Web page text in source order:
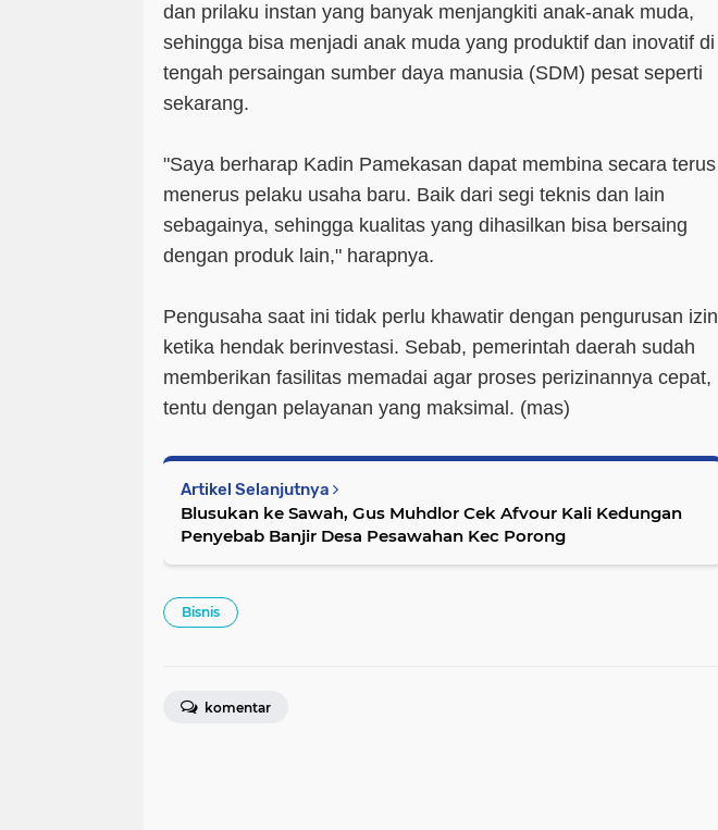
dan prilaku instan yang banyak menjangkiti anak-anak muda,
sehingga bisa menjadi anak muda yang produktif dan inovatif di
tengah persaingan sumber daya manusia (SDM) pesat seperti
sekarang.
"Saya berharap Kadin Pamekasan dapat membina secara terus
menerus pelaku usaha baru. Baik dari segi teknis dan lain
sebagainya, sehingga kualitas yang dihasilkan bisa bersaing
dengan produk lain," harapnya.
Pengusaha saat ini tidak perlu khawatir dengan pengurusan izin
ketika hendak berinvestasi. Sebab, pemerintah daerah sudah
memberikan fasilitas memadai agar proses perizinannya cepat,
tentu dengan pelayanan yang maksimal. (mas)
Artikel Selanjutnya
Blusukan ke Sawah, Gus Muhdlor Cek Afvour Kali Kedungan
Penyebab Banjir Desa Pesawahan Kec Porong
Bisnis
komentar